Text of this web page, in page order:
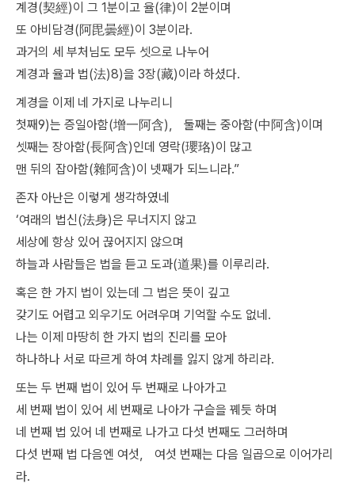
계경(契經)이 그 1분이고 율(律)이 2분이며
또 아비담경(阿毘曇經)이 3분이라.
과거의 세 부처님도 모두 셋으로 나누어
계경과 율과 법(法)8)을 3장(藏)이라 하셨다.
계경을 이제 네 가지로 나누리니
첫째9)는 증일아함(增一阿含)， 둘째는 중아함(中阿含)이며
셋째는 장아함(長阿含)인데 영락(瓔珞)이 많고
맨 뒤의 잡아함(雜阿含)이 넷째가 되느니라.”
존자 아난은 이렇게 생각하였네
‘여래의 법신(法身)은 무너지지 않고
세상에 항상 있어 끊어지지 않으며
하늘과 사람들은 법을 듣고 도과(道果)를 이루리라.
혹은 한 가지 법이 있는데 그 법은 뜻이 깊고
갖기도 어렵고 외우기도 어려우며 기억할 수도 없네.
나는 이제 마땅히 한 가지 법의 진리를 모아
하나하나 서로 따르게 하여 차례를 잃지 않게 하리라.
또는 두 번째 법이 있어 두 번째로 나아가고
세 번째 법이 있어 세 번째로 나아가 구슬을 꿰듯 하며
네 번째 법 있어 네 번째로 나가고 다섯 번째도 그러하며
다섯 번째 법 다음엔 여섯， 여섯 번째는 다음 일곱으로 이어가리
라.